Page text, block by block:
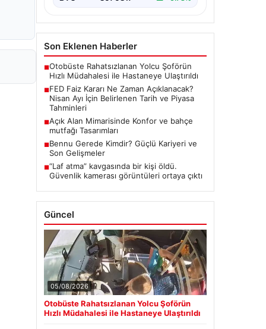
Son Eklenen Haberler
■Otobüste Rahatsızlanan Yolcu Şoförün
Hızlı Müdahalesi ile Hastaneye Ulaştırıldı
■FED Faiz Kararı Ne Zaman Açıklanacak?
Nisan Ayı İçin Belirlenen Tarih ve Piyasa
Tahminleri
■Açık Alan Mimarisinde Konfor ve bahçe
mutfağı Tasarımları
■Bennu Gerede Kimdir? Güçlü Kariyeri ve
Son Gelişmeler
■“Laf atma” kavgasında bir kişi öldü.
Güvenlik kamerası görüntüleri ortaya çıktı
Güncel
05/08/2026
Otobüste Rahatsızlanan Yolcu Şoförün
Hızlı Müdahalesi ile Hastaneye Ulaştırıldı